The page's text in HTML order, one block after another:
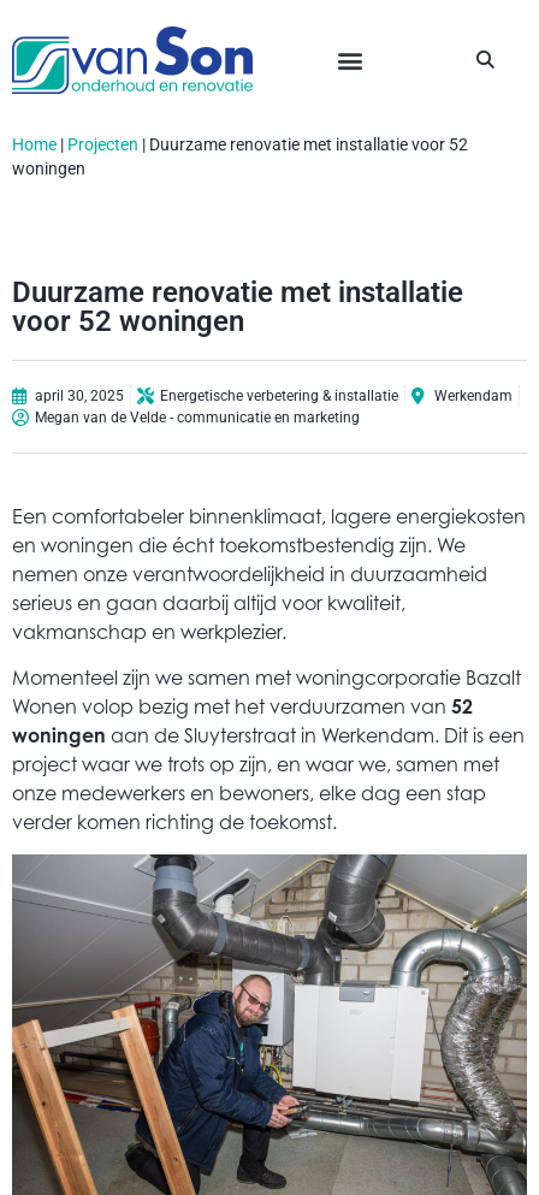
Home | Projecten | Duurzame renovatie met installatie voor 52
woningen
Duurzame renovatie met installatie
voor 52 woningen
april 30, 2025 Energetische verbetering & installatie
Werkendam
Megan van de Velde - communicatie en marketing
Een comfortabeler binnenklimaat, lagere energiekosten
en woningen die écht toekomstbestendig zijn. We
nemen onze verantwoordelijkheid in duurzaamheid
serieus en gaan daarbij altijd voor kwaliteit,
vakmanschap en werkplezier.
Momenteel zijn we samen met woningcorporatie Bazalt
Wonen volop bezig met het verduurzamen van 52
woningen aan de Sluyterstraat in Werkendam. Dit is een
project waar we trots op zijn, en waar we, samen met
onze medewerkers en bewoners, elke dag een stap
verder komen richting de toekomst.